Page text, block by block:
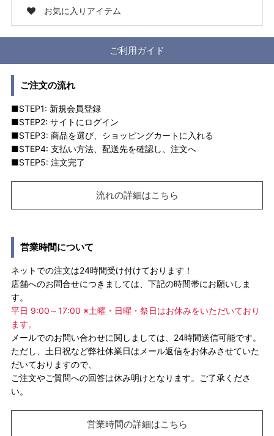
お気に入りアイテム
ご利用ガイド
ご注文の流れ
■STEP1: 新規会員登録
■STEP2: サイトにログイン
■STEP3: 商品を選び、ショッピングカートに入れる
■STEP4: 支払い方法、配送先を確認し、注文へ
■STEP5: 注文完了
流れの詳細はこちら
営業時間について
ネットでの注文は24時間受け付けております！
店舗へのお問合せにつきましては、下記の時間帯にお願いしま
す。
平日 9:00～17:00 ※土曜・日曜・祭日はお休みをいただいており
ます。
メールでのお問い合わせに関しましては、24時間送信可能です。
ただし、土日祝など弊社休業日はメール返信をお休みさせていた
だいておりますので、
ご注文やご質問への回答は休み明けとなります。ご了承くださ
い。
営業時間の詳細はこちら